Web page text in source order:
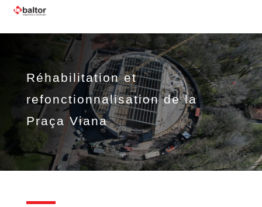
Réhabilitation et
refonctionnalisation de la
Praça Viana